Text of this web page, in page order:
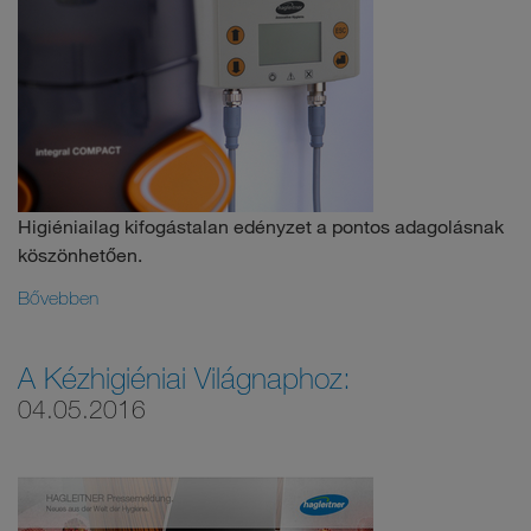
Higiéniailag kifogástalan edényzet a pontos adagolásnak
köszönhetően.
Bővebben
A Kézhigiéniai Világnaphoz:
04.05.2016